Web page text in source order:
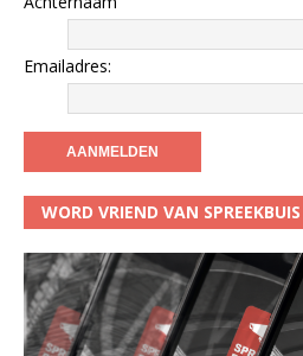
Emailadres:
WORD VRIEND VAN SPREEKBUIS